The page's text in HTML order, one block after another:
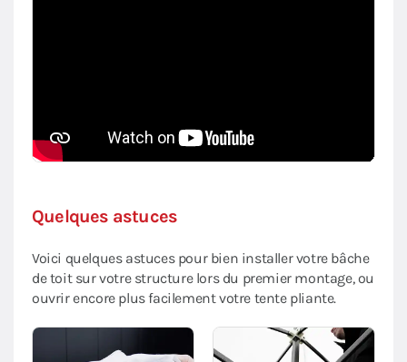
Quelques astuces
Voici quelques astuces pour bien installer votre bâche
de toit sur votre structure lors du premier montage, ou
ouvrir encore plus facilement votre tente pliante.